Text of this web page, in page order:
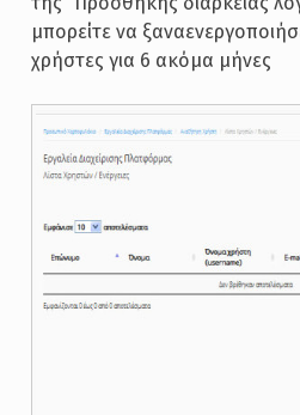
μπορείτε να
χρήστες για 6 ακόμα μήνες